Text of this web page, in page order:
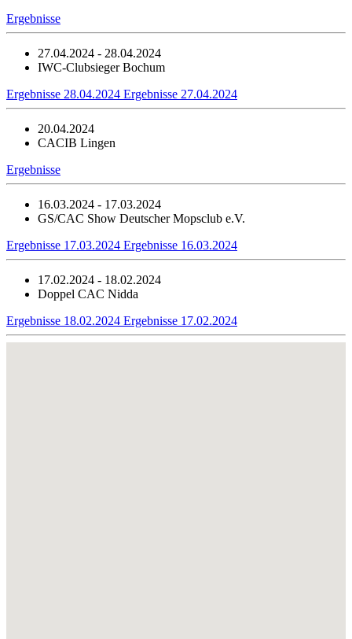
Ergebnisse
27.04.2024 - 28.04.2024
IWC-Clubsieger Bochum
Ergebnisse 28.04.2024 Ergebnisse 27.04.2024
20.04.2024
CACIB Lingen
Ergebnisse
16.03.2024 - 17.03.2024
GS/CAC Show Deutscher Mopsclub e.V.
Ergebnisse 17.03.2024 Ergebnisse 16.03.2024
17.02.2024 - 18.02.2024
Doppel CAC Nidda
Ergebnisse 18.02.2024 Ergebnisse 17.02.2024